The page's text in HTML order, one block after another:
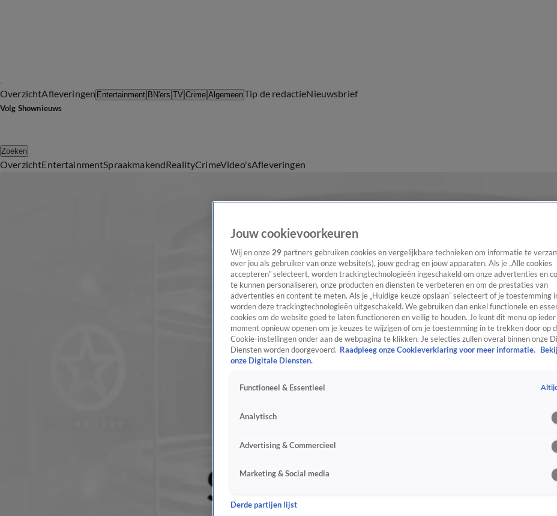
OverzichtAfleveringen Entertainment BN'ers TV Crime AlgemeenTip de redactieNieuwsbrief
Volg Shownieuws
Zoeken
OverzichtEntertainmentSpraakmakendRealityCrimeVideo'sAfleveringen
Jouw cookievoorkeuren
Wij en onze 29 partners gebruiken cookies en vergelijkbare technieken om informatie te
over jou als gebruiker van onze website(s), jouw gedrag en jouw apparaten. Als je „Alle cookies
accepteren” selecteert, worden trackingtechnologieën ingeschakeld om onze advertenties en
te kunnen personaliseren, onze producten en diensten te verbeteren en om de prestaties van
advertenties en content te meten. Als je „Huidige keuze opslaan” selecteert of je toestemming
worden deze trackingtechnologieën uitgeschakeld. We gebruiken dan enkel functionele en
cookies om de website goed te laten functioneren en veilig te houden. Je kunt dit menu op ieder
moment opnieuw openen om je keuzes te wijzigen of om je toestemming in te trekken door op
Cookie-instellingen onder aan de webpagina te klikken. Je selecties zullen overal binnen onze
Diensten worden doorgevoerd. Raadpleeg onze Cookieverklaring voor meer informatie.
onze Digitale Diensten.
Functioneel & Essentieel
Analytisch
Advertising & Commercieel
Marketing & Social media
Derde partijen lijst